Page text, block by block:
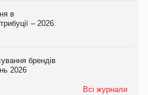
в
– 2026.
брендів
2026
Всі журнали